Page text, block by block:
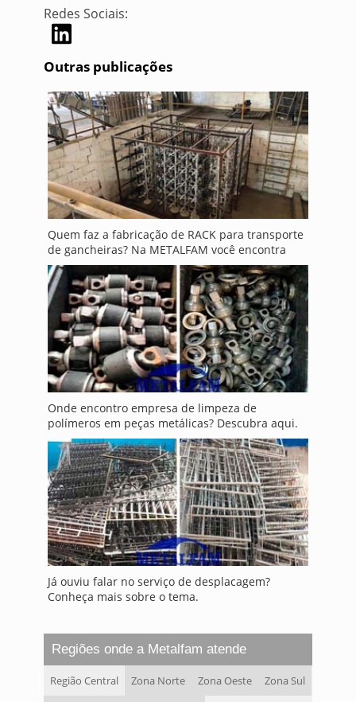
Redes Sociais:
Outras publicações
Quem faz a fabricação de RACK para transporte
de gancheiras? Na METALFAM você encontra
Onde encontro empresa de limpeza de
polímeros em peças metálicas? Descubra aqui.
Já ouviu falar no serviço de desplacagem?
Conheça mais sobre o tema.
Regiões onde a Metalfam atende
Região Central Zona Norte Zona Oeste Zona Sul